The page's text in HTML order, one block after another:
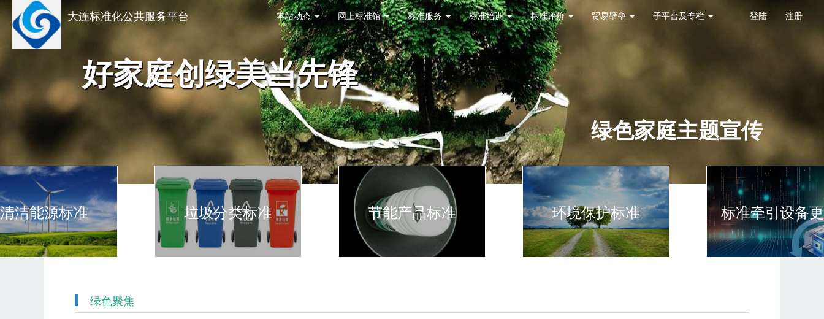
大连标准化公共服务平台 登陆 注册
本站动态 网上标准馆 标准服务 标准培训 标准评价 贸易壁垒 子平台及专栏
好家庭创绿美当先锋
绿色家庭主题宣传
清洁能源标准 垃圾分类标准 节能产品标准 环境保护标准 标准牵引设备
绿色聚焦